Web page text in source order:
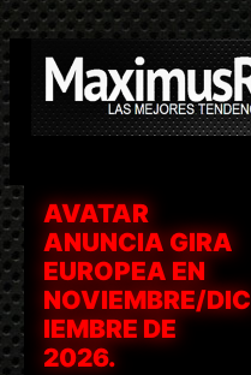
Saltar
al
contenido
AVATAR
ANUNCIA GIRA
EUROPEA EN
NOVIEMBRE/DIC
IEMBRE DE
2026.